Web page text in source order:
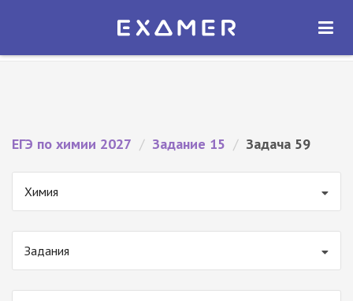
Экзамер — ЕГЭ 2027
ОТКРЫТЬ
ЕГЭ по химии 2027 / Задание 15 / Задача 59
Химия
Задания